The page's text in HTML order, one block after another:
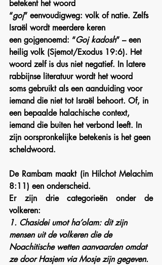
betekent het woord
“goj” eenvoudigweg: volk of natie. Zelfs
Israël wordt meerdere keren
een gojgenoemd: “Goj kadosh” – een
heilig volk (Sjemot/Exodus 19:6). Het
woord zelf is dus niet negatief. In latere
rabbijnse literatuur wordt het woord
soms gebruikt als een aanduiding voor
iemand die niet tot Israël behoort. Of, in
een bepaalde halachische context,
iemand die buiten het verbond leeft. In
zijn oorspronkelijke betekenis is het geen
scheldwoord.
De Rambam maakt (in Hilchot Melachim
8:11) een onderscheid.
Er zijn drie categorieën onder de
volkeren:
1. Chasidei umot ha’olam: dit zijn
mensen uit de volkeren die de
Noachitische wetten aanvaarden omdat
ze door Hasjem via Mosje zijn gegeven.